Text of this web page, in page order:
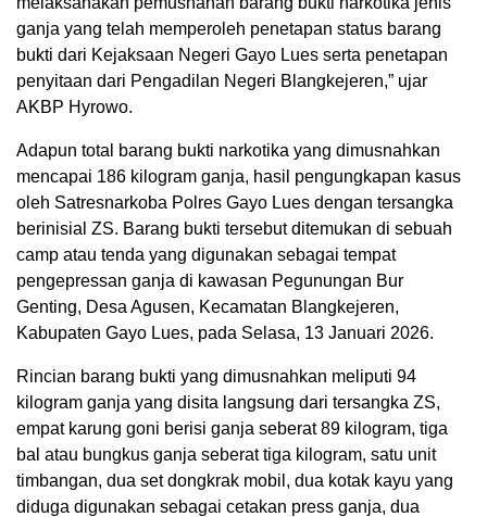
ganja yang telah memperoleh penetapan status barang
bukti dari Kejaksaan Negeri Gayo Lues serta penetapan
penyitaan dari Pengadilan Negeri Blangkejeren,” ujar
AKBP Hyrowo.
Adapun total barang bukti narkotika yang dimusnahkan
mencapai 186 kilogram ganja, hasil pengungkapan kasus
oleh Satresnarkoba Polres Gayo Lues dengan tersangka
berinisial ZS. Barang bukti tersebut ditemukan di sebuah
camp atau tenda yang digunakan sebagai tempat
pengepressan ganja di kawasan Pegunungan Bur
Genting, Desa Agusen, Kecamatan Blangkejeren,
Kabupaten Gayo Lues, pada Selasa, 13 Januari 2026.
Rincian barang bukti yang dimusnahkan meliputi 94
kilogram ganja yang disita langsung dari tersangka ZS,
empat karung goni berisi ganja seberat 89 kilogram, tiga
bal atau bungkus ganja seberat tiga kilogram, satu unit
timbangan, dua set dongkrak mobil, dua kotak kayu yang
diduga digunakan sebagai cetakan press ganja, dua